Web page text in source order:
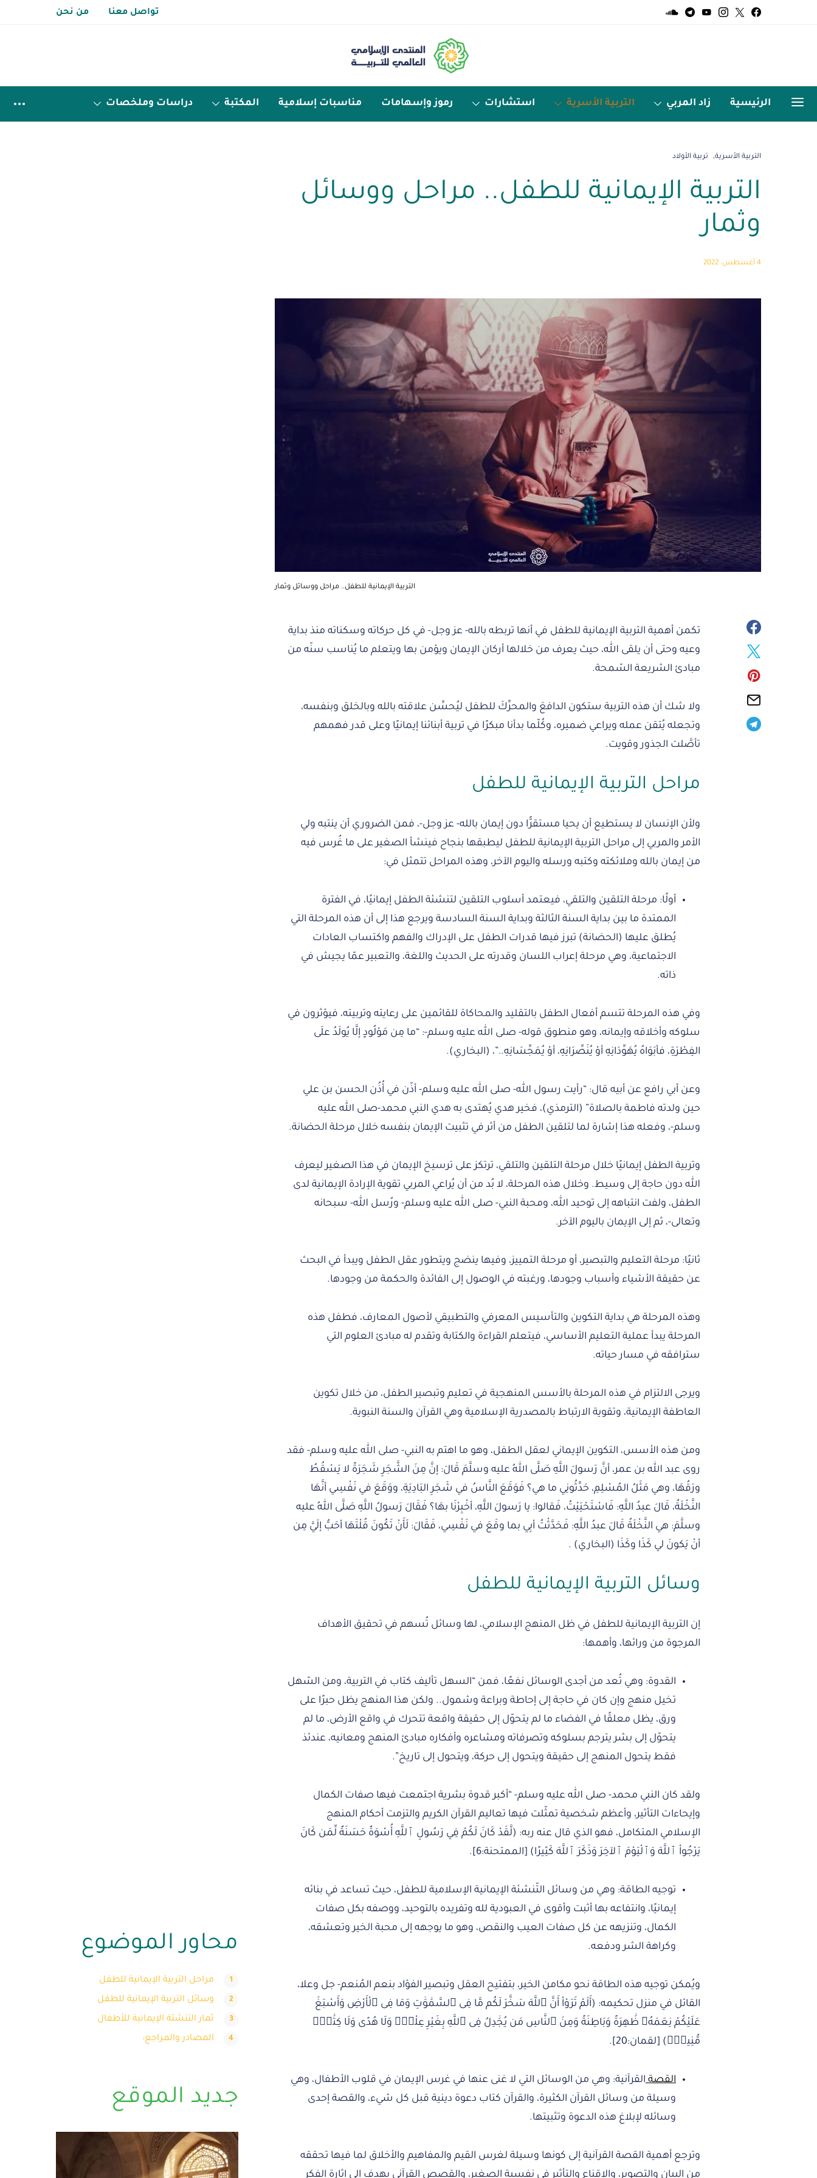
تواصل معنا من نحن
الرئيسية زاد المربي التربية الأسرية استشارات رموز وإسهامات مناسبات إسلامية المكتبة دراسات وملخصات
التربية الأسرية تربية الأولاد
التربية الإيمانية للطفل.. مراحل ووسائل
وثمار
4 أغسطس، 2022
التربية الإيمانية للطفل.. مراحل ووسائل وثمار
تكمن أهمية التربية الإيمانية للطفل في أنها تربطه بالله- عز وجل- في كل حركاته وسكناته منذ بداية
وعيه وحتى أن يلقى الله، حيث يعرف من خلالها أركان الإيمان ويؤمن بها ويتعلم ما يُناسب سنّه من
مبادئ الشريعة السّمحة.
ولا شك أن هذه التربية ستكون الدافعَ والمحرِّكَ للطفل ليُحسِّن علاقته بالله وبالخلق وبنفسه،
وتجعله يُتقن عمله ويراعي ضميره، وكُلّما بدأنا مبكرًا في تربية أبنائنا إيمانيًا وعلى قدر فهمهم
تأصَّلت الجذور وقويت.
مراحل التربية الإيمانية للطفل
ولأن الإنسان لا يستطيع أن يحيا مستقرًّا دون إيمان بالله- عز وجل-، فمن الضروري أن ينتبه ولي
الأمر والمربي إلى مراحل التربية الإيمانية للطفل ليطبقها بنجاح فينشأ الصغير على ما غُرس فيه
من إيمان بالله وملائكته وكتبه ورسله واليوم الآخر، وهذه المراحل تتمثل في:
أولًا: مرحلة التلقين والتلقي، فيعتمد أسلوب التلقين لتنشئة الطفل إيمانيًا، في الفترة
الممتدة ما بين بداية السنة الثالثة وبداية السنة السادسة ويرجع هذا إلى أن هذه المرحلة التي
يُطلق عليها (الحضانة) تبرز فيها قدرات الطفل على الإدراك والفهم واكتساب العادات
الاجتماعية، وهي مرحلة إعراب اللسان وقدرته على الحديث واللغة، والتعبير عمّا يجيش في
ذاته.
وفي هذه المرحلة تتسم أفعال الطفل بالتقليد والمحاكاة للقائمين على رعايته وتربيته، فيؤثرون في
سلوكه وأخلاقه وإيمانه، وهو منطوق قوله- صلى الله عليه وسلم-: “ما مِن مَوْلُودٍ إلَّا يُولَدُ علَى
الفِطْرَةِ، فأبَوَاهُ يُهَوِّدَانِهِ أوْ يُنَصِّرَانِهِ، أوْ يُمَجِّسَانِهِ..”، (البخاري).
وعن أبي رافع عن أبيه قال: “رأيت رسول الله- صلى الله عليه وسلم- أذّن في أُذُن الحسن بن علي
حين ولدته فاطمة بالصلاة” (الترمذي)، فخير هدي يُهتدى به هدي النبي محمد-صلى الله عليه
وسلم-، وفعله هذا إشارة لما لتلقين الطفل من أثر في تثبيت الإيمان بنفسه خلال مرحلة الحضانة.
وتربية الطفل إيمانيًا خلال مرحلة التلقين والتلقي، ترتكز على ترسيخ الإيمان في هذا الصغير ليعرف
الله دون حاجة إلى وسيط. وخلال هذه المرحلة، لا بُد من أن يُراعي المربي تقوية الإرادة الإيمانية لدى
الطفل، ولفت انتباهه إلى توحيد الله، ومحبة النبي- صلى الله عليه وسلم- ورُسل الله- سبحانه
وتعالى-، ثم إلى الإيمان باليوم الآخر.
ثانيًا: مرحلة التعليم والتبصير، أو مرحلة التمييز، وفيها ينضج ويتطور عقل الطفل ويبدأ في البحث
عن حقيقة الأشياء وأسباب وجودها، ورغبته في الوصول إلى الفائدة والحكمة من وجودها.
وهذه المرحلة هي بداية التكوين والتأسيس المعرفي والتطبيقي لأصول المعارف، فطفل هذه
المرحلة يبدأ عملية التعليم الأساسي، فيتعلم القراءة والكتابة وتقدم له مبادئ العلوم التي
سترافقه في مسار حياته.
ويرجى الالتزام في هذه المرحلة بالأسس المنهجية في تعليم وتبصير الطفل، من خلال تكوين
العاطفة الإيمانية، وتقوية الارتباط بالمصدرية الإسلامية وهي القرآن والسنة النبوية.
ومن هذه الأسس، التكوين الإيماني لعقل الطفل، وهو ما اهتم به النبي- صلى الله عليه وسلم- فقد
روى عبد الله بن عمر، أنَّ رَسولَ اللَّهِ صَلَّى اللهُ عليه وسلَّمَ قَالَ: إنَّ مِنَ الشَّجَرِ شَجَرَةً لا يَسْقُطُ
ورَقُهَا، وهي مَثَلُ المُسْلِمِ، حَدِّثُونِي ما هي؟ فَوَقَعَ النَّاسُ في شَجَرِ البَادِيَةِ، ووَقَعَ في نَفْسِي أنَّهَا
النَّخْلَةُ، قَالَ عبدُ اللَّهِ: فَاسْتَحْيَيْتُ، فَقالوا: يا رَسولَ اللَّهِ، أخْبِرْنَا بهَا؟ فَقَالَ رَسولُ اللَّهِ صَلَّى اللهُ عليه
وسلَّمَ: هي النَّخْلَةُ قَالَ عبدُ اللَّهِ: فَحَدَّثْتُ أبِي بما وقَعَ في نَفْسِي، فَقَالَ: لَأَنْ تَكُونَ قُلْتَهَا أحَبُّ إلَيَّ مِن
أنْ يَكونَ لي كَذَا وكَذَا (البخاري) .
وسائل التربية الإيمانية للطفل
إن التربية الإيمانية للطفل في ظل المنهج الإسلامي، لها وسائل تُسهم في تحقيق الأهداف
المرجوة من ورائها، وأهمها:
القدوة: وهي تُعد من أجدى الوسائل نفعًا، فمن “السهل تأليف كتاب في التربية، ومن السّهل
تخيل منهج وإن كان في حاجة إلى إحاطة وبراعة وشمول.. ولكن هذا المنهج يظل حبرًا على
ورق، يظل معلقًا في الفضاء ما لم يتحوّل إلى حقيقة واقعة تتحرك في واقع الأرض، ما لم
يتحوّل إلى بشر يترجم بسلوكه وتصرفاته ومشاعره وأفكاره مبادئ المنهج ومعانيه، عندئذ
فقط يتحول المنهج إلى حقيقة ويتحول إلى حركة، ويتحول إلى تاريخ”.
ولقد كان النبي محمد- صلى الله عليه وسلم- “أكبر قدوة بشرية اجتمعت فيها صفات الكمال
وإيحاءات التأثير، وأعظم شخصية تمثّلت فيها تعاليم القرآن الكريم والتزمت أحكام المنهج
الإسلامي المتكامل، فهو الذي قال عنه ربه: (لَّقَدْ كَانَ لَكُمْ فِي رَسُولِ ٱللَّهِ أُسْوَةٌ حَسَنَةٌ لِّمَن كَانَ
يَرْجُواْ ٱللَّهَ وَٱلْيَوْمَ ٱلآخِرَ وَذَكَرَ ٱللَّهَ كَثِيرًا) [الممتحنة:6].
توجيه الطاقة: وهي من وسائل التّنشئة الإيمانية الإسلامية للطفل، حيث تساعد في بنائه
إيمانيًا، وانتفاعه بها أثبت وأقوى في العبودية لله وتفريده بالتوحيد، ووصفه بكل صفات
الكمال، وتنزيهه عن كل صفات العيب والنقص، وهو ما يوجهه إلى محبة الخير وتعشقه،
وكراهة الشر ودفعه.
ويُمكن توجيه هذه الطاقة نحو مكامن الخير، بتفتيح العقل وتبصير الفؤاد بنعم المُنعم- جل وعلا،
القائل في منزل تحكيمه: (أَلَمْ تَرَوْاْ أَنَّ ٱللَّهَ سَخَّرَ لَكُم مَّا فِى ٱلسَّمَٰوَٰتِ وَمَا فِى ٱلْأَرْضِ وَأَسْبَغَ
عَلَيْكُمْ نِعَمَهُۥ ظَٰهِرَةً وَبَاطِنَةً وَمِنَ ٱلنَّاسِ مَن يُجَٰدِلُ فِى ٱللَّهِ بِغَيْرِ عِلْمٍۢ وَلَا هُدًى وَلَا كِتَٰبٍۢ
مُّنِيرٍۢ) [لقمان:20].
القصةالقرآنية: وهي من الوسائل التي لا غنى عنها في غرس الإيمان في قلوب الأطفال، وهي
وسيلة من وسائل القرآن الكثيرة، والقرآن كتاب دعوة دينية قبل كل شيء، والقصة إحدى
وسائله لإبلاغ هذه الدعوة وتثبيتها.
وترجع أهمية القصة القرآنية إلى كونها وسيلة لغرس القيم والمفاهيم والأخلاق لما فيها تحققه
من البيان والتصوير، والإقناع والتأثير في نفسية الصغير، والقصص القرآني يهدف إلى إثارة الفكر
محاور الموضوع
مراحل التربية الإيمانية للطفل
وسائل التربية الإيمانية للطفل
ثمار التنشئة الإيمانية للأطفال
المصادر والمراجع:
جديد الموقع